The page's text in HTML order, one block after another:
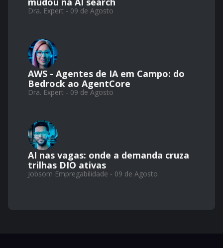
Dra. Expert - 09 de Agosto
AWS - Agentes de IA em Campo: do
Bedrock ao AgentCore
Dra. Expert - 09 de Agosto
AI nas vagas: onde a demanda cruza
trilhas DIO ativas
Jobsom Empregabilidade - 09 de Agosto